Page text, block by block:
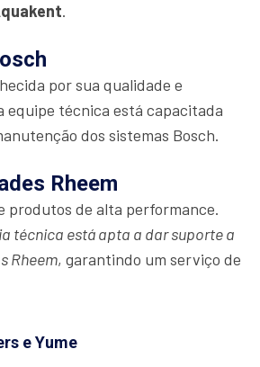
.
por sua qualidade e
equipe técnica está capacitada
dos sistemas Bosch.
Rheem
produtos de alta performance.
técnica está apta a dar suporte a
Rheem, garantindo um serviço de
e Yume